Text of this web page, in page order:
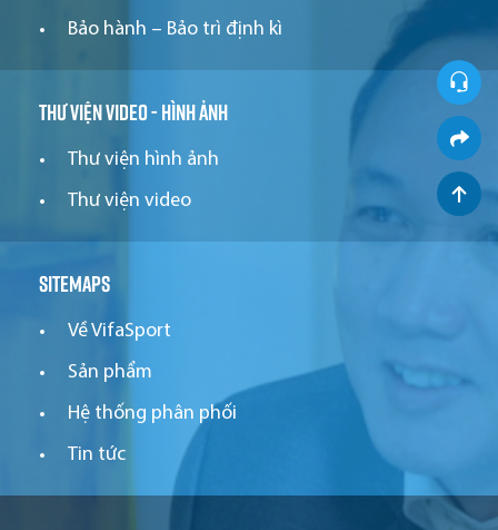
Bảo hành – Bảo trì định kì
Thư viện video - hình ảnh
Thư viện hình ảnh
Thư viện video
Sitemaps
Về VifaSport
Sản phẩm
Hệ thống phân phối
Tin tức